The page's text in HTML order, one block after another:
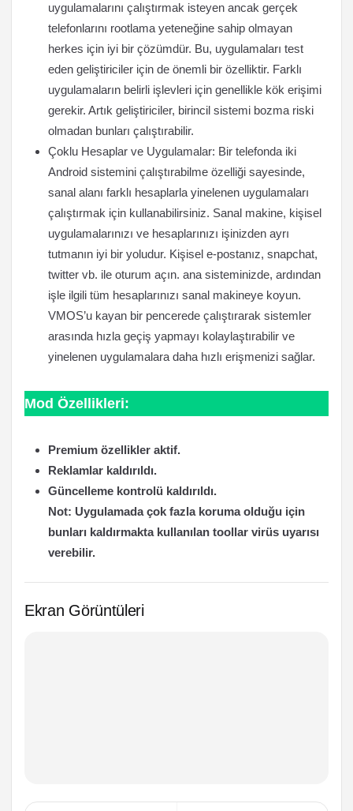
uygulamalarını çalıştırmak isteyen ancak gerçek
telefonlarını rootlama yeteneğine sahip olmayan
herkes için iyi bir çözümdür. Bu, uygulamaları test
eden geliştiriciler için de önemli bir özelliktir. Farklı
uygulamaların belirli işlevleri için genellikle kök erişimi
gerekir. Artık geliştiriciler, birincil sistemi bozma riski
olmadan bunları çalıştırabilir.
Çoklu Hesaplar ve Uygulamalar: Bir telefonda iki
Android sistemini çalıştırabilme özelliği sayesinde,
sanal alanı farklı hesaplarla yinelenen uygulamaları
çalıştırmak için kullanabilirsiniz. Sanal makine, kişisel
uygulamalarınızı ve hesaplarınızı işinizden ayrı
tutmanın iyi bir yoludur. Kişisel e-postanız, snapchat,
twitter vb. ile oturum açın. ana sisteminizde, ardından
işle ilgili tüm hesaplarınızı sanal makineye koyun.
VMOS’u kayan bir pencerede çalıştırarak sistemler
arasında hızla geçiş yapmayı kolaylaştırabilir ve
yinelenen uygulamalara daha hızlı erişmenizi sağlar.
Mod Özellikleri:
Premium özellikler aktif.
Reklamlar kaldırıldı.
Güncelleme kontrolü kaldırıldı.
Not: Uygulamada çok fazla koruma olduğu için
bunları kaldırmakta kullanılan toollar virüs uyarısı
verebilir.
Ekran Görüntüleri